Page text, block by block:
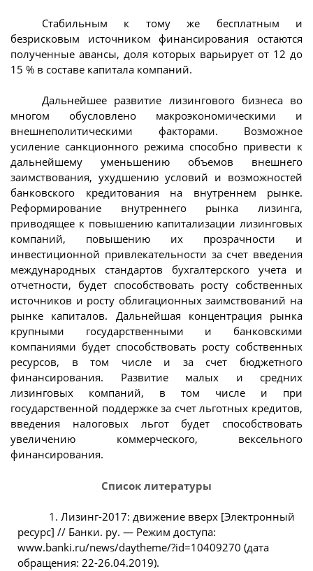
Стабильным к тому же бесплатным и
безрисковым источником финансирования остаются
полученные авансы, доля которых варьирует от 12 до
15 % в составе капитала компаний.
Дальнейшее развитие лизингового бизнеса во
многом обусловлено макроэкономическими и
внешнеполитическими факторами. Возможное
усиление санкционного режима способно привести к
дальнейшему уменьшению объемов внешнего
заимствования, ухудшению условий и возможностей
банковского кредитования на внутреннем рынке.
Реформирование внутреннего рынка лизинга,
приводящее к повышению капитализации лизинговых
компаний, повышению их прозрачности и
инвестиционной привлекательности за счет введения
международных стандартов бухгалтерского учета и
отчетности, будет способствовать росту собственных
источников и росту облигационных заимствований на
рынке капиталов. Дальнейшая концентрация рынка
крупными государственными и банковскими
компаниями будет способствовать росту собственных
ресурсов, в том числе и за счет бюджетного
финансирования. Развитие малых и средних
лизинговых компаний, в том числе и при
государственной поддержке за счет льготных кредитов,
введения налоговых льгот будет способствовать
увеличению коммерческого, вексельного
финансирования.
Список литературы
1. Лизинг-2017: движение вверх [Электронный
ресурс] // Банки. ру. — Режим доступа:
www.banki.ru/news/daytheme/?id=10409270 (дата
обращения: 22-26.04.2019).